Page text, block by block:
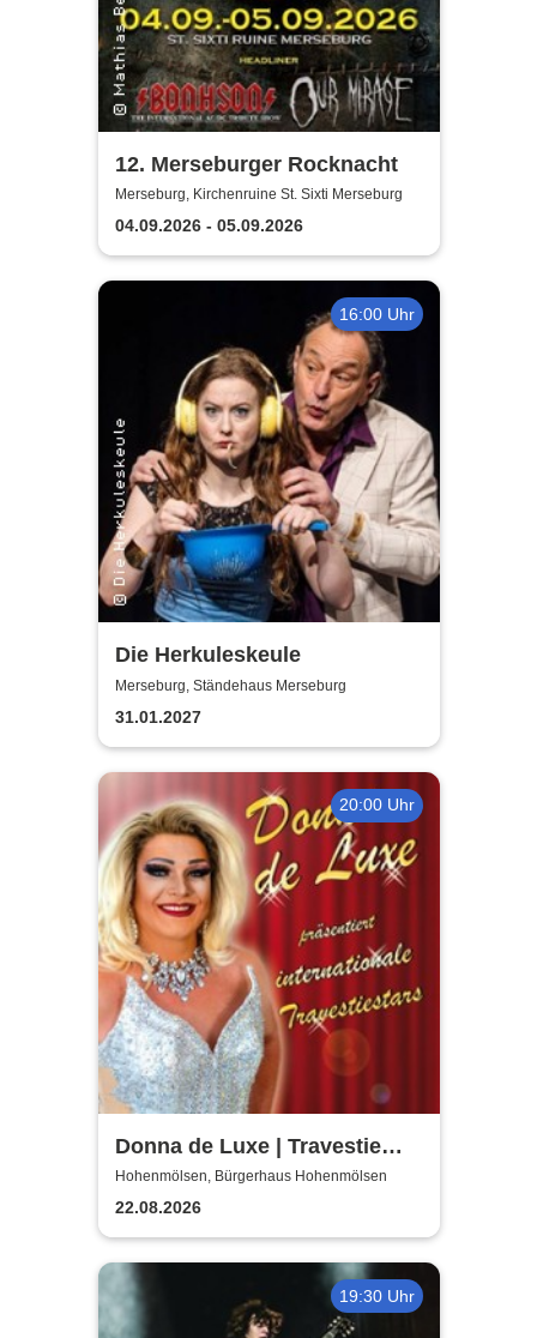
12. Merseburger Rocknacht
Merseburg, Kirchenruine St. Sixti Merseburg
04.09.2026 - 05.09.2026
16:00 Uhr
Die Herkuleskeule
Merseburg, Ständehaus Merseburg
31.01.2027
20:00 Uhr
Donna de Luxe | Travestie
Show
Hohenmölsen, Bürgerhaus Hohenmölsen
22.08.2026
19:30 Uhr